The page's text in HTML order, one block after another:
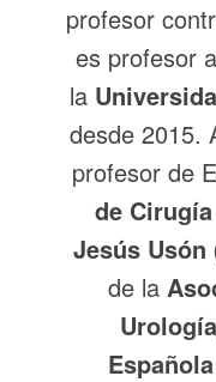
profesor
es profesor
la
desde 2015.
profesor de
de
Jesús Usón
de la
Urología